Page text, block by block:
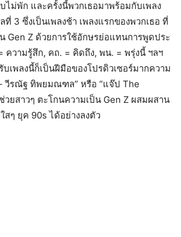
ไม่พัก และครั้งนี้พวกเธอมาพร้อมกับเพลง
ที่ 3 ซึ่งเป็นเพลงช้า เพลงแรกของพวกเธอ ที่
Gen Z ด้วยการใช้อักษรย่อแทนการพูดประ
ความรู้สึก, คถ. = คิดถึง, พน. = พรุ่งนี้ ฯลฯ
บเพลงนี้ก็เป็นฝีมือของโปรดิวเซอร์มากความ
วีรณัฐ ทิพยมณฑล” หรือ “แจ๊ป The
วยสาวๆ ตะโกนความเป็น Gen Z ผสมผสาน
สๆ ยุค 90s ได้อย่างลงตัว